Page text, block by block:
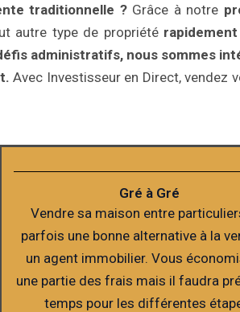
traditionnelle ?Grâce à notre
autre type de propriété
administratifs, nous sommes
Avec Investisseur en Direct, vendez
Gré à Gré
Vendre sa maison entre
parfois une bonne alternative à la
un agent immobilier. Vous
une partie des frais mais il faudra
temps pour les différentes